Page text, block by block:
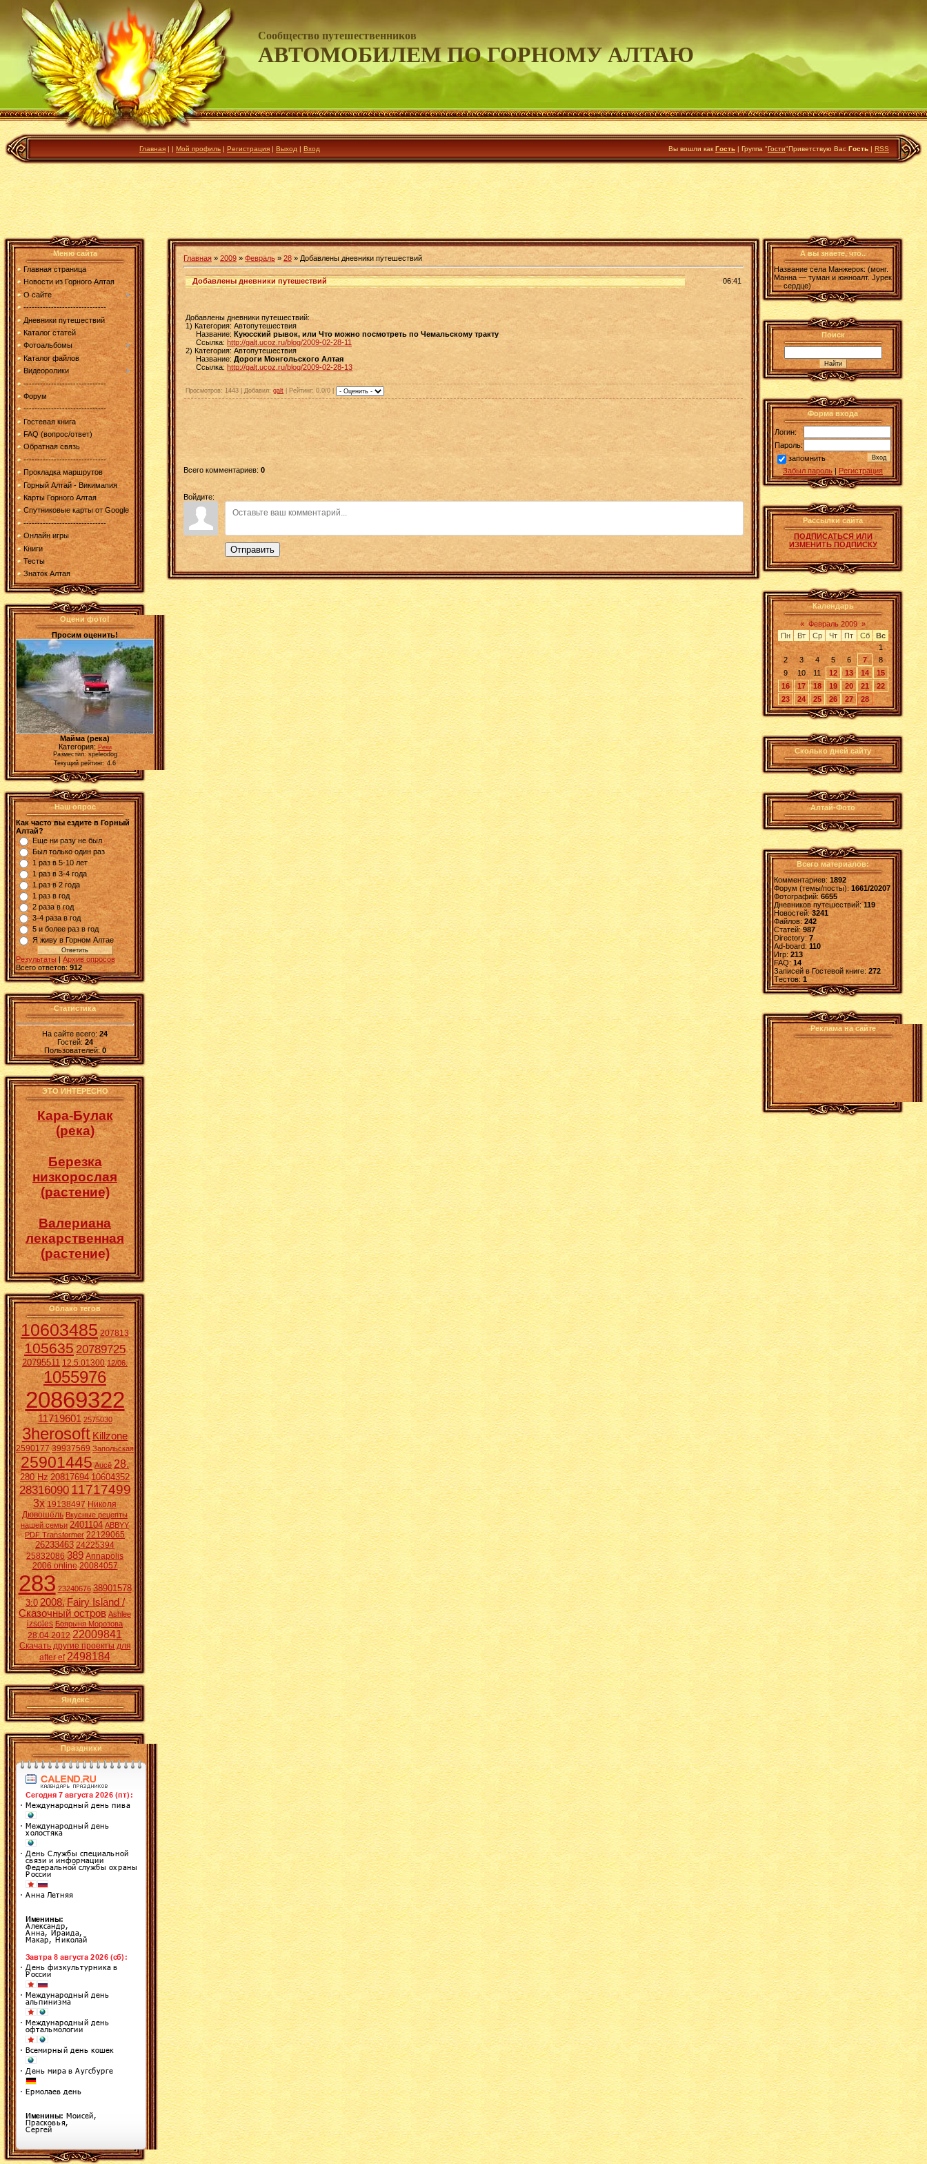
Сообщество путешественников
АВТОМОБИЛЕМ ПО ГОРНОМУ АЛТАЮ
Главная | | Мой профиль | Регистрация | Выход | Вход Вы вошли как Гость | Группа "Гости"Приветствую Вас Гость | RSS
Меню сайта
Главная страница
Новости из Горного Алтая
О сайте
------------------------------
Дневники путешествий
Каталог статей
Фотоальбомы
Каталог файлов
Видеоролики
------------------------------
Форум
------------------------------
Гостевая книга
FAQ (вопрос/ответ)
Обратная связь
------------------------------
Прокладка маршрутов
Горный Алтай - Викимапия
Карты Горного Алтая
Спутниковые карты от Google
------------------------------
Онлайн игры
Книги
Тесты
Знаток Алтая
Оцени фото!
Просим оценить!
Майма (река)
Категория: Реки
Разместил: speleodog
Текущий рейтинг: 4.6
Наш опрос
Как часто вы ездите в Горный
Алтай?
Еще ни разу не был
Был только один раз
1 раз в 5-10 лет
1 раз в 3-4 года
1 раз в 2 года
1 раз в год
2 раза в год
3-4 раза в год
5 и более раз в год
Я живу в Горном Алтае
Результаты |Архив опросов
Всего ответов: 912
Статистика
На сайте всего:24
Гостей: 24
Пользователей: 0
ЭТО ИНТЕРЕСНО
Кара-Булак
(река)
Березка
низкорослая
(растение)
Валериана
лекарственная
(растение)
Облако тегов
10603485 207813
10563520789725
20795511 12.5.01300 12/06.
1055976
20869322
11719601 2575030
3herosoft Killzone
2590177 39937569 Запольская
25901445 Aucē 28.
280 Hz 20817694 10604352
2831609011717499
3x 19138497 Николя
Дювошель Вкусные рецепты
нашей семьи 2401104 ABBYY
PDF Transformer 22129065
26233463 24225394
25832086 389 Annapolis
2006 online 20084057
283 23240676 38901578
3:0 2008. Fairy Island /
Сказочный остров Ashlee
izsoles Боярыня Морозова
28.04.2012 22009841
Скачать другие проекты для
after ef 2498184
Яндекс
Праздники
Главная » 2009 » Февраль » 28 » Добавлены дневники путешествий
Добавлены дневники путешествий 06:41
Добавлены дневники путешествий:
1) Категория: Автопутешествия
Название: Куюсский рывок, или Что можно посмотреть по Чемальскому тракту
Ссылка: http://galt.ucoz.ru/blog/2009-02-28-11
2) Категория: Автопутешествия
Название: Дороги Монгольского Алтая
Ссылка: http://galt.ucoz.ru/blog/2009-02-28-13
Просмотров: 1443 | Добавил: galt Рейтинг: 0.0/0 |
Всего комментариев: 0
Войдите:
Отправить
А вы знаете, что..
Название села Манжерок: (монг.
Манна — туман и южноалт. Jурек
— сердце)
Поиск
Форма входа
Логин:
Пароль:
запомнить
Забыл пароль | Регистрация
Рассылки сайта
ПОДПИСАТЬСЯ ИЛИ
ИЗМЕНИТЬ ПОДПИСКУ
Календарь
« Февраль 2009 »
Пн
Вт Ср Чт Пт Сб
Вс
1
2
3 4 5 6 7
8
9
10 11 12 13 14
15
16
17 18 19 20 21
22
23
24 25 26 27 28
Сколько дней сайту
Алтай-Фото
Всего материалов:
Комментариев: 1892
Форум (темы/посты):1661/20207
Фотографий:6655
Дневников путешествий:119
Новостей:3241
Файлов: 242
Статей:987
Directory: 7
Ad-board:110
Игр: 213
FAQ:14
Записей в Гостевой книге:272
Tестов: 1
Реклама на сайте